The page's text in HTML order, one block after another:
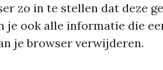
zo in te stellen dat deze
je ook alle informatie die
je browser verwijderen.